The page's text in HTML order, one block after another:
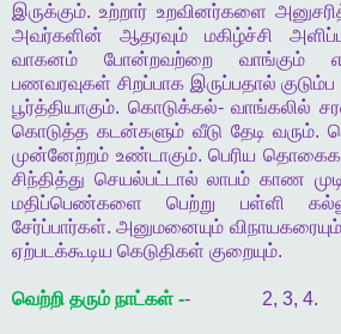
இருக்கும்.உற்றார் உறவினர்களை
அவர்களின்
ஆதரவும் மகிழ்ச்சி
வாகனம்
போன்றவற்றை வாங்கும்
பணவரவுகள் சிறப்பாக இருப்பதால் குடும்ப
பூர்த்தியாகும். கொடுக்கல்- வாங்கலில்
கொடுத்த கடன்களும் வீடு தேடி வரும்.
முன்னேற்றம் உண்டாகும்.பெரிய
சிந்தித்து செயல்பட்டால் லாபம் காண
மதிப்பெண்களை
பெற்று பள்ளி
சேர்ப்பார்கள்.அனுமனையும் விநாயகரையும்
ஏற்படக்கூடிய கெடுதிகள் குறையும்.
வெற்றி தரும் நாட்கள் -- 2, 3, 4.